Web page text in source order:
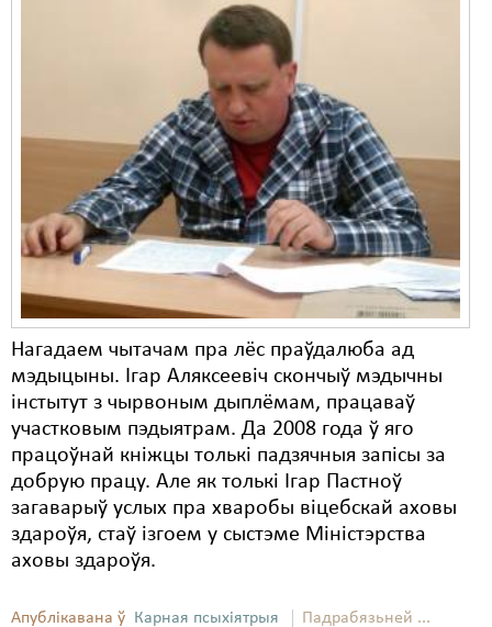
Нагадаем чытачам пра лёс праўдалюба ад
мэдыцыны. Ігар Аляксеевіч скончыў мэдычны
інстытут з чырвоным дыплёмам, працаваў
участковым пэдыятрам. Да 2008 года ў яго
працоўнай кніжцы толькі падзячныя запісы за
добрую працу. Але як толькі Ігар Пастноў
загаварыў услых пра хваробы віцебскай аховы
здароўя, стаў ізгоем у сыстэме Міністэрства
аховы здароўя.
Апублікавана ў Карная псыхіятрыя Падрабязьней ...
Карная псыхіятрыя
Культурныя правы
Мігранты
Мірныя сходы
Палітвязьні
Праваабаронцы
Правы дзіцяці
Пэнітэнцыярная сыстэма
Распальваньне варожасьці
Рознае